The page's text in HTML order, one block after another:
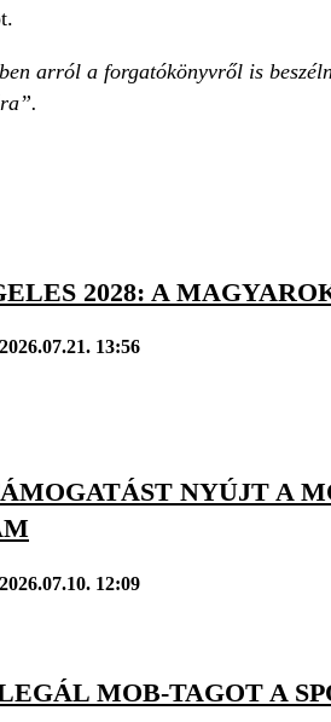
arról a forgatókönyvről is
2028: A
2026.07.21. 13:56
NYÚJT A
2026.07.10. 12:09
MOB-TAGOT A